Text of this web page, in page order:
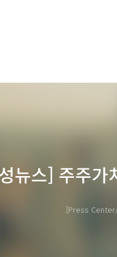
뉴스] 주주가
Press